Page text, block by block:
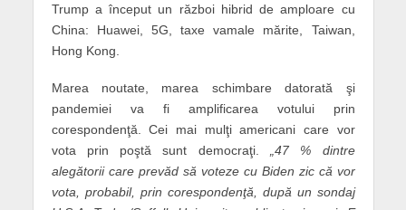
Trump a început un război hibrid de amploare cu
China: Huawei, 5G, taxe vamale mărite, Taiwan,
Hong Kong.
Marea noutate, marea schimbare datorată şi
pandemiei va fi amplificarea votului prin
corespondenţă. Cei mai mulţi americani care vor
vota prin poştă sunt democraţi.
„47 % dintre
alegătorii care prevăd să voteze cu Biden zic că vor
vota, probabil, prin corespondenţă, după un sondaj